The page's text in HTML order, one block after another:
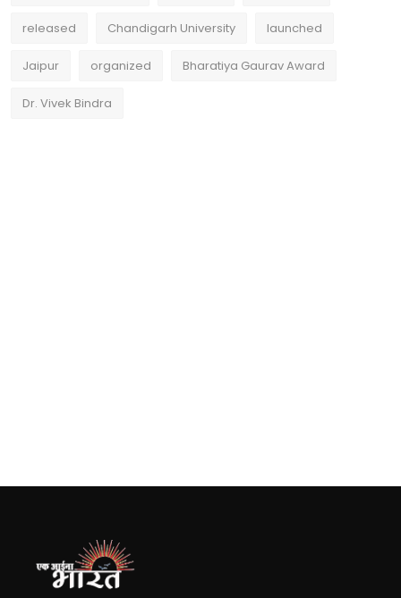
released Chandigarh University launched
Jaipur organized Bharatiya Gaurav Award
Dr. Vivek Bindra